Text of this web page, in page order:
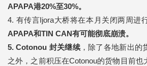
APAPA港20%至30%。
4. 有传言Ijora大桥将在本月关闭两周进
APAPA和TIN CAN有可能彻底崩溃。
5. Cotonou 封关继续，除了各地新出的
之外，之前积压在Cotonou的货物目前也